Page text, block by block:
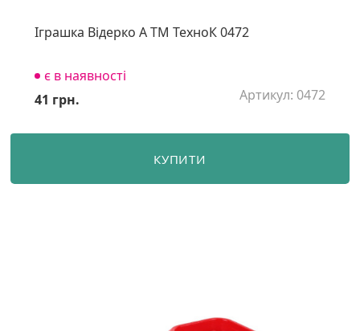
Іграшка Відерко А ТМ ТехноК 0472
є в наявності
Артикул: 0472
41 грн.
КУПИТИ